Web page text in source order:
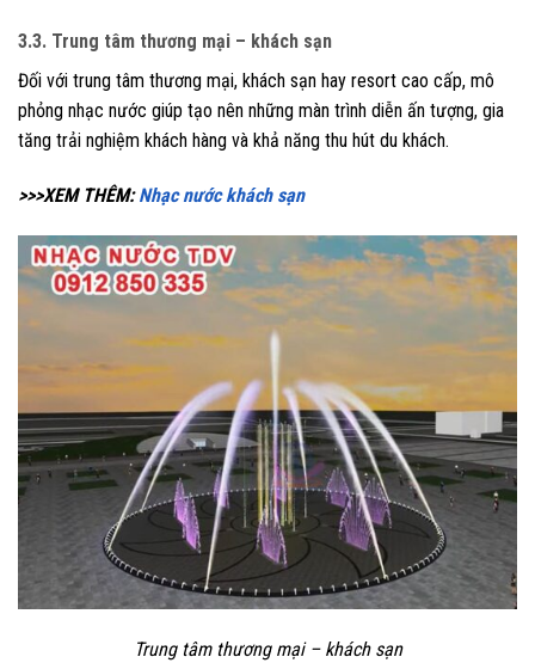
3.3. Trung tâm thương mại – khách sạn
Đối với trung tâm thương mại, khách sạn hay resort cao cấp, mô
phỏng nhạc nước giúp tạo nên những màn trình diễn ấn tượng, gia
tăng trải nghiệm khách hàng và khả năng thu hút du khách.
>>>XEM THÊM:Nhạc nước khách sạn
Trung tâm thương mại – khách sạn